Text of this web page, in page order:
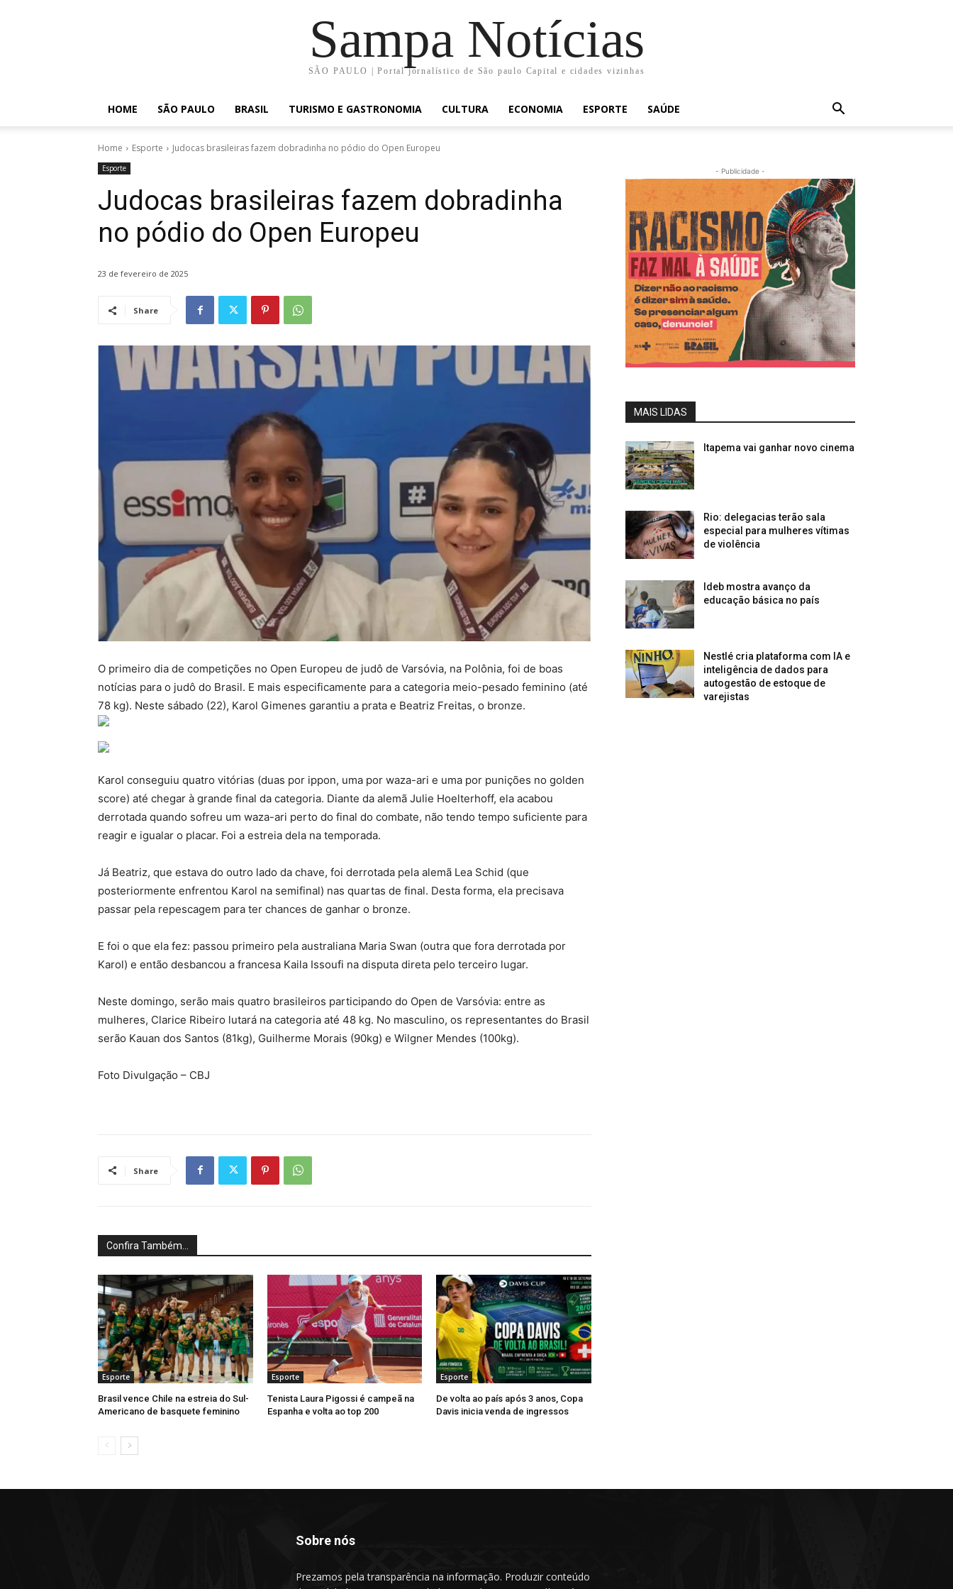
Sampa Notícias
SÃO PAULO | Portal jornalístico de São paulo Capital e cidades vizinhas
HOME SÃO PAULO BRASIL TURISMO E GASTRONOMIA CULTURA ECONOMIA ESPORTE SAÚDE
Home Esporte Judocas brasileiras fazem dobradinha no pódio do Open Europeu
Esporte
Judocas brasileiras fazem dobradinha
no pódio do Open Europeu
23 de fevereiro de 2025
Share
O primeiro dia de competições no Open Europeu de judô de Varsóvia, na Polônia, foi de boas
notícias para o judô do Brasil. E mais especificamente para a categoria meio-pesado feminino (até
78 kg). Neste sábado (22), Karol Gimenes garantiu a prata e Beatriz Freitas, o bronze.
Karol conseguiu quatro vitórias (duas por ippon, uma por waza-ari e uma por punições no golden
score) até chegar à grande final da categoria. Diante da alemã Julie Hoelterhoff, ela acabou
derrotada quando sofreu um waza-ari perto do final do combate, não tendo tempo suficiente para
reagir e igualar o placar. Foi a estreia dela na temporada.
Já Beatriz, que estava do outro lado da chave, foi derrotada pela alemã Lea Schid (que
posteriormente enfrentou Karol na semifinal) nas quartas de final. Desta forma, ela precisava
passar pela repescagem para ter chances de ganhar o bronze.
E foi o que ela fez: passou primeiro pela australiana Maria Swan (outra que fora derrotada por
Karol) e então desbancou a francesa Kaila Issoufi na disputa direta pelo terceiro lugar.
Neste domingo, serão mais quatro brasileiros participando do Open de Varsóvia: entre as
mulheres, Clarice Ribeiro lutará na categoria até 48 kg. No masculino, os representantes do Brasil
serão Kauan dos Santos (81kg), Guilherme Morais (90kg) e Wilgner Mendes (100kg).
Foto Divulgação – CBJ
Share
Confira Também...
Esporte
Brasil vence Chile na estreia do Sul-
Americano de basquete feminino
Esporte
Tenista Laura Pigossi é campeã na
Espanha e volta ao top 200
Esporte
De volta ao país após 3 anos, Copa
Davis inicia venda de ingressos
- Publicidade -
MAIS LIDAS
Itapema vai ganhar novo cinema
Rio: delegacias terão sala
especial para mulheres vítimas
de violência
Ideb mostra avanço da
educação básica no país
Nestlé cria plataforma com IA e
inteligência de dados para
autogestão de estoque de
varejistas
Sobre nós
Prezamos pela transparência na informação. Produzir conteúdo